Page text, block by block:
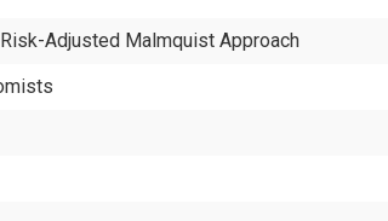
Adjusted Malmquist Approach